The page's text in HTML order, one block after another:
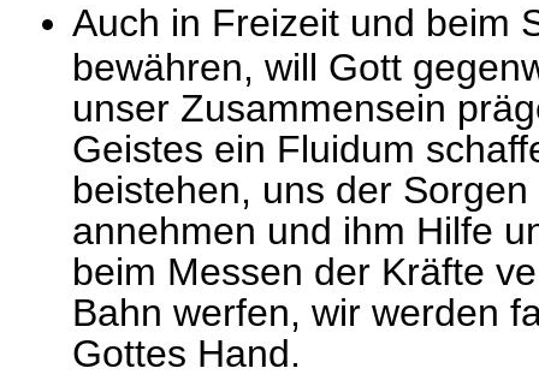
Auch in Freizeit und beim
bewähren, will Gott
unser Zusammensein
Geistes ein Fluidum
beistehen, uns der
annehmen und ihm Hilfe
beim Messen der Kräfte
Bahn werfen, wir werden
Gottes Hand.